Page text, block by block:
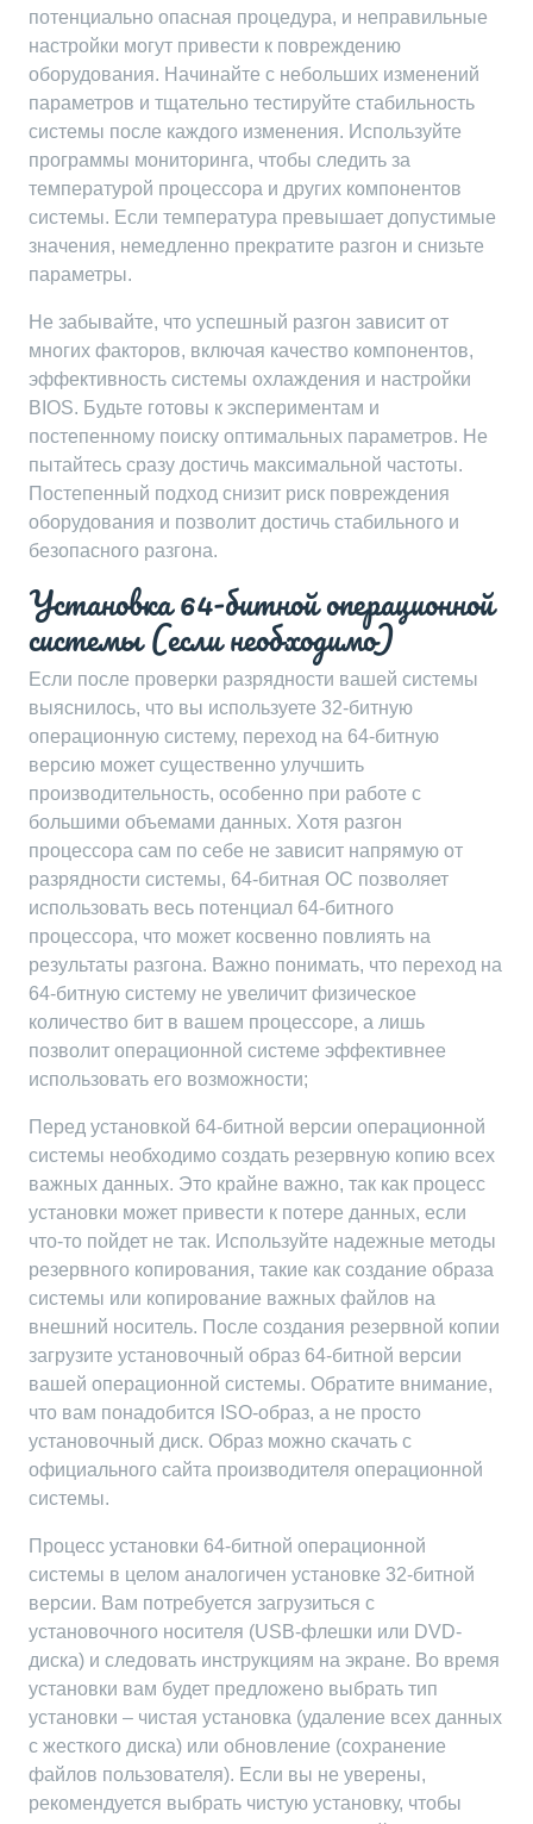
потенциально опасная процедура, и неправильные
настройки могут привести к повреждению
оборудования. Начинайте с небольших изменений
параметров и тщательно тестируйте стабильность
системы после каждого изменения. Используйте
программы мониторинга, чтобы следить за
температурой процессора и других компонентов
системы. Если температура превышает допустимые
значения, немедленно прекратите разгон и снизьте
параметры.
Не забывайте, что успешный разгон зависит от
многих факторов, включая качество компонентов,
эффективность системы охлаждения и настройки
BIOS. Будьте готовы к экспериментам и
постепенному поиску оптимальных параметров. Не
пытайтесь сразу достичь максимальной частоты.
Постепенный подход снизит риск повреждения
оборудования и позволит достичь стабильного и
безопасного разгона.
Установка 64-битной операционной
системы (если необходимо)
Если после проверки разрядности вашей системы
выяснилось, что вы используете 32-битную
операционную систему, переход на 64-битную
версию может существенно улучшить
производительность, особенно при работе с
большими объемами данных. Хотя разгон
процессора сам по себе не зависит напрямую от
разрядности системы, 64-битная ОС позволяет
использовать весь потенциал 64-битного
процессора, что может косвенно повлиять на
результаты разгона. Важно понимать, что переход на
64-битную систему не увеличит физическое
количество бит в вашем процессоре, а лишь
позволит операционной системе эффективнее
использовать его возможности;
Перед установкой 64-битной версии операционной
системы необходимо создать резервную копию всех
важных данных. Это крайне важно, так как процесс
установки может привести к потере данных, если
что-то пойдет не так. Используйте надежные методы
резервного копирования, такие как создание образа
системы или копирование важных файлов на
внешний носитель. После создания резервной копии
загрузите установочный образ 64-битной версии
вашей операционной системы. Обратите внимание,
что вам понадобится ISO-образ, а не просто
установочный диск. Образ можно скачать с
официального сайта производителя операционной
системы.
Процесс установки 64-битной операционной
системы в целом аналогичен установке 32-битной
версии. Вам потребуется загрузиться с
установочного носителя (USB-флешки или DVD-
диска) и следовать инструкциям на экране. Во время
установки вам будет предложено выбрать тип
установки – чистая установка (удаление всех данных
с жесткого диска) или обновление (сохранение
файлов пользователя). Если вы не уверены,
рекомендуется выбрать чистую установку, чтобы